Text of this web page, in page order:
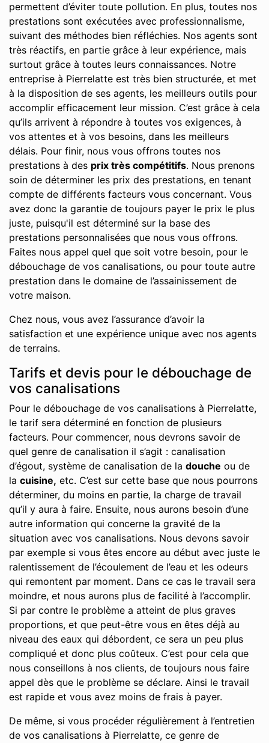
permettent d’éviter toute pollution. En plus, toutes nos
prestations sont exécutées avec professionnalisme,
suivant des méthodes bien réfléchies. Nos agents sont
très réactifs, en partie grâce à leur expérience, mais
surtout grâce à toutes leurs connaissances. Notre
entreprise à Pierrelatte est très bien structurée, et met
à la disposition de ses agents, les meilleurs outils pour
accomplir efficacement leur mission. C’est grâce à cela
qu’ils arrivent à répondre à toutes vos exigences, à
vos attentes et à vos besoins, dans les meilleurs
délais. Pour finir, nous vous offrons toutes nos
prestations à des prix très compétitifs. Nous prenons
soin de déterminer les prix des prestations, en tenant
compte de différents facteurs vous concernant. Vous
avez donc la garantie de toujours payer le prix le plus
juste, puisqu'il est déterminé sur la base des
prestations personnalisées que nous vous offrons.
Faites nous appel quel que soit votre besoin, pour le
débouchage de vos canalisations, ou pour toute autre
prestation dans le domaine de l’assainissement de
votre maison.
Chez nous, vous avez l’assurance d’avoir la
satisfaction et une expérience unique avec nos agents
de terrains.
Tarifs et devis pour le débouchage de
vos canalisations
Pour le débouchage de vos canalisations à Pierrelatte,
le tarif sera déterminé en fonction de plusieurs
facteurs. Pour commencer, nous devrons savoir de
quel genre de canalisation il s’agit : canalisation
d’égout, système de canalisation de la douche ou de
la cuisine, etc. C’est sur cette base que nous pourrons
déterminer, du moins en partie, la charge de travail
qu’il y aura à faire. Ensuite, nous aurons besoin d’une
autre information qui concerne la gravité de la
situation avec vos canalisations. Nous devons savoir
par exemple si vous êtes encore au début avec juste le
ralentissement de l’écoulement de l’eau et les odeurs
qui remontent par moment. Dans ce cas le travail sera
moindre, et nous aurons plus de facilité à l’accomplir.
Si par contre le problème a atteint de plus graves
proportions, et que peut-être vous en êtes déjà au
niveau des eaux qui débordent, ce sera un peu plus
compliqué et donc plus coûteux. C’est pour cela que
nous conseillons à nos clients, de toujours nous faire
appel dès que le problème se déclare. Ainsi le travail
est rapide et vous avez moins de frais à payer.
De même, si vous procéder régulièrement à l’entretien
de vos canalisations à Pierrelatte, ce genre de